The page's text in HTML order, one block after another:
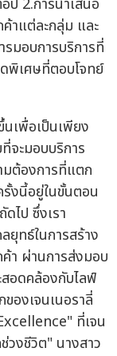
ปี 2.การนำเสนอ
าแต่ละกลุ่ม และ
รมอบการบริการที่
พิเศษที่ตอบโจทย์
เพื่อเป็นเพียง
จะมอบบริการ
มต้องการที่แตก
รั้งนี้อยู่ในขั้นตอน
ไป ซึ่งเรา
ทธ์ในการสร้าง
า ผ่านการส่งมอบ
อดคล้องกับไลฟ์
องเจนเนอราลี่
ที่เจน
วงชีวิต" นางสาว